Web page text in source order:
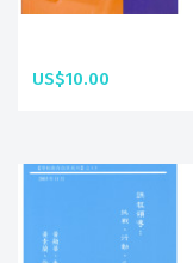
US$10.00